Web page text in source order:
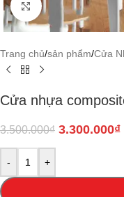
Click to enlarge
Trang chủ/sản phẩm/Cửa
Cửa nhựa
3.500.000₫ 3.300.000₫
- +